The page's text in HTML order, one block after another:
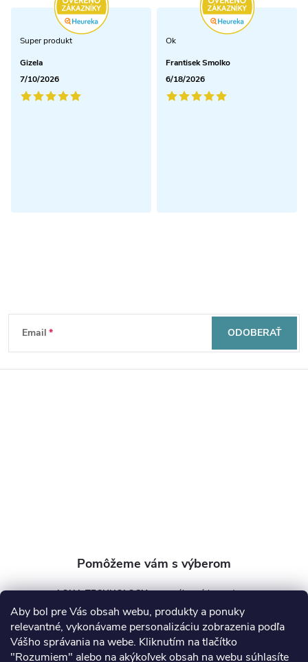
Aby bol pre Vás obsah webu, produkty a ponuky
relevantné, vykonávame personalizáciu zobrazenia podľa
Vášho správania na webe. Kliknutím na tlačítko
"Rozumiem" alebo na akýkoľvek obsah na webu súhlasíte
Super produkt
Gizela
7/10/2026
Ok
Frantisek Smolko
6/18/2026
Z
á
Email ODOBERAŤ
AQUA TECHNOLOGY s.r.o.
info @aquatechnology.sk
+421 911 991 394